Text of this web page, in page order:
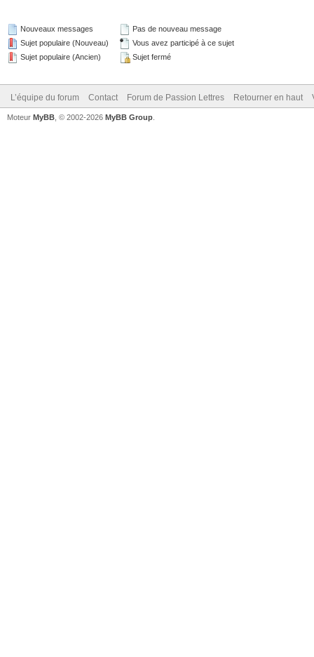
Nouveaux messages
Sujet populaire (Nouveau)
Sujet populaire (Ancien)
Pas de nouveau message
Vous avez participé à ce sujet
Sujet fermé
L’équipe du forum Contact Forum de Passion Lettres Retourner en haut
Moteur MyBB , © 2002-2026 MyBB Group